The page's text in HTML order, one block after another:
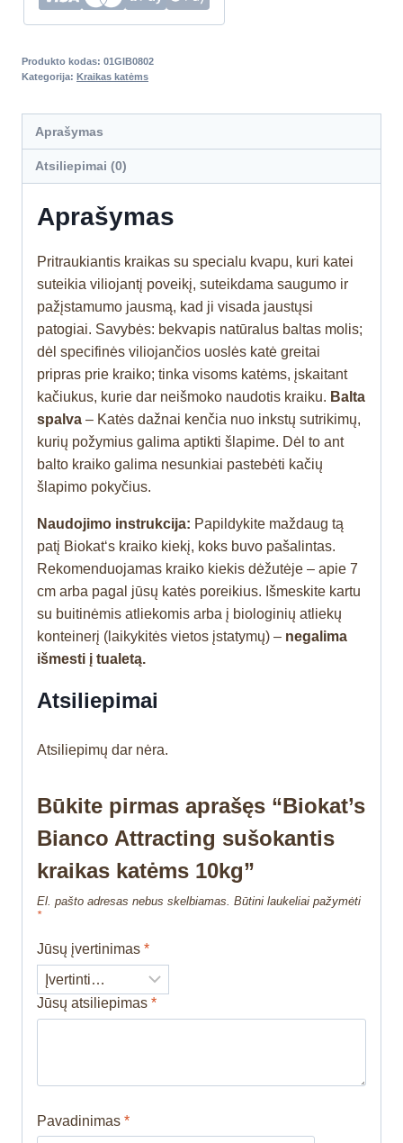
Produkto kodas: 01GIB0802
Kategorija: Kraikas katėms
Aprašymas
Atsiliepimai (0)
Aprašymas
Pritraukiantis kraikas su specialu kvapu, kuri katei
suteikia viliojantį poveikį, suteikdama saugumo ir
pažįstamumo jausmą, kad ji visada jaustųsi
patogiai. Savybės: bekvapis natūralus baltas molis;
dėl specifinės viliojančios uoslės katė greitai
pripras prie kraiko; tinka visoms katėms, įskaitant
kačiukus, kurie dar neišmoko naudotis kraiku. Balta
spalva – Katės dažnai kenčia nuo inkstų sutrikimų,
kurių požymius galima aptikti šlapime. Dėl to ant
balto kraiko galima nesunkiai pastebėti kačių
šlapimo pokyčius.
Naudojimo instrukcija: Papildykite maždaug tą
patį Biokat‘s kraiko kiekį, koks buvo pašalintas.
Rekomenduojamas kraiko kiekis dėžutėje – apie 7
cm arba pagal jūsų katės poreikius. Išmeskite kartu
su buitinėmis atliekomis arba į biologinių atliekų
konteinerį (laikykitės vietos įstatymų) – negalima
išmesti į tualetą.
Atsiliepimai
Atsiliepimų dar nėra.
Būkite pirmas aprašęs “Biokat’s
Bianco Attracting sušokantis
kraikas katėms 10kg”
El. pašto adresas nebus skelbiamas. Būtini laukeliai pažymėti
*
Jūsų įvertinimas *
Jūsų atsiliepimas *
Pavadinimas *